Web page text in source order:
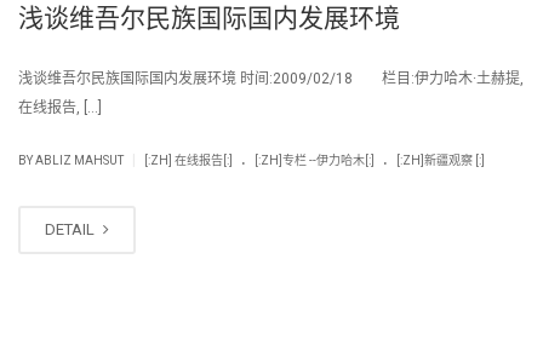
浅谈维吾尔民族国际国内发展环境
浅谈维吾尔民族国际国内发展环境 时间:2009/02/18 栏目:伊力哈木·土赫提,
在线报告, […]
BYABLIZ MAHSUT [:ZH] 在线报告[:] . [:ZH]专栏 --伊力哈木[:] . [:ZH]新疆观察 [:]
DETAIL